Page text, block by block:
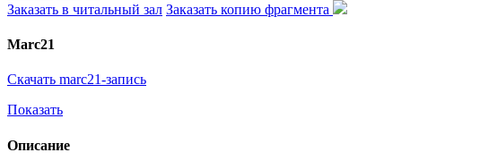
Заказать в читальный зал Заказать копию фрагмента
Marc21
Скачать marc21-запись
Показать
Описание